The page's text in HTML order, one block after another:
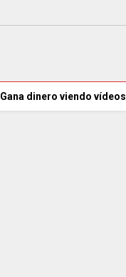
Gana dinero viendo vídeos